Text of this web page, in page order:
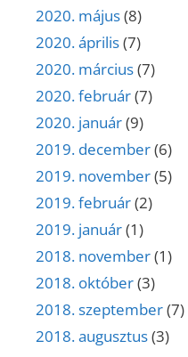
2020. május(8)
2020. április(7)
2020. március(7)
2020. február(7)
2020. január(9)
2019. december(6)
2019. november(5)
2019. február(2)
2019. január(1)
2018. november(1)
2018. október(3)
2018. szeptember(7)
2018. augusztus(3)